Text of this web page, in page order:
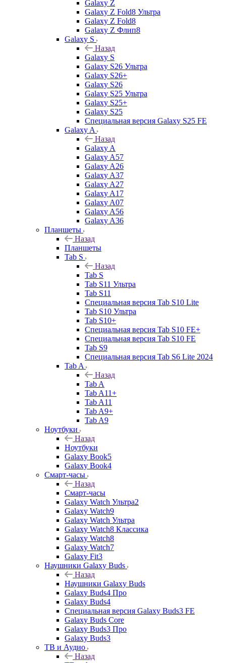
Galaxy Z
Galaxy Z Fold8 Ультра
Galaxy Z Fold8
Galaxy Z Флип8
Galaxy S
Назад
Galaxy S
Galaxy S26 Ультра
Galaxy S26+
Galaxy S26
Galaxy S25 Ультра
Galaxy S25+
Galaxy S25
Специальная версия Galaxy S25 FE
Galaxy A
Назад
Galaxy A
Galaxy A57
Galaxy A26
Galaxy A37
Galaxy A27
Galaxy A17
Galaxy A07
Galaxy A56
Galaxy A36
Планшеты
Назад
Планшеты
Tab S
Назад
Tab S
Tab S11 Ультра
Tab S11
Специальная версия Tab S10 Lite
Tab S10 Ультра
Tab S10+
Специальная версия Tab S10 FE+
Специальная версия Tab S10 FE
Tab S9
Специальная версия Tab S6 Lite 2024
Tab A
Назад
Tab A
Tab A11+
Tab A11
Tab A9+
Tab A9
Ноутбуки
Назад
Ноутбуки
Galaxy Book5
Galaxy Book4
Смарт-часы
Назад
Смарт-часы
Galaxy Watch Ультра2
Galaxy Watch9
Galaxy Watch Ультра
Galaxy Watch8 Классика
Galaxy Watch8
Galaxy Watch7
Galaxy Fit3
Наушники Galaxy Buds
Назад
Наушники Galaxy Buds
Galaxy Buds4 Про
Galaxy Buds4
Специальная версия Galaxy Buds3 FE
Galaxy Buds Core
Galaxy Buds3 Про
Galaxy Buds3
ТВ и Аудио
Назад